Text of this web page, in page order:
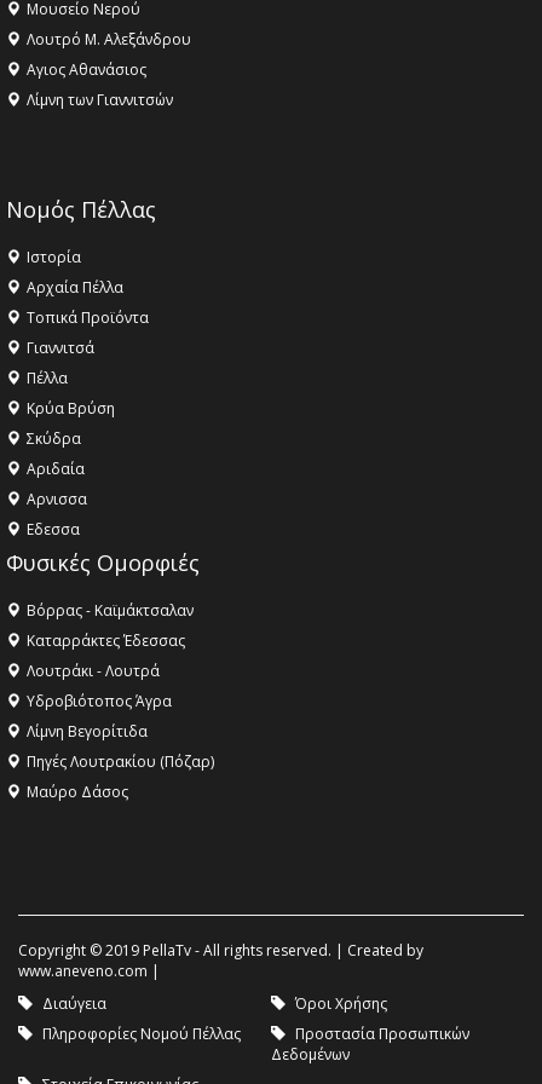
Μουσείο Νερού
Λουτρό Μ. Αλεξάνδρου
Αγιος Αθανάσιος
Λίμνη των Γιαννιτσών
Νομός Πέλλας
Ιστορία
Αρχαία Πέλλα
Τοπικά Προϊόντα
Γιαννιτσά
Πέλλα
Κρύα Βρύση
Σκύδρα
Αριδαία
Aρνισσα
Eδεσσα
Φυσικές Ομορφιές
Βόρρας - Καϊμάκτσαλαν
Καταρράκτες Έδεσσας
Λουτράκι - Λουτρά
Υδροβιότοπος Άγρα
Λίμνη Βεγορίτιδα
Πηγές Λουτρακίου (Πόζαρ)
Μαύρο Δάσος
Copyright © 2019 PellaTv - All rights reserved. | Created by
www.aneveno.com |
Διαύγεια
Όροι Χρήσης
Πληροφορίες Νομού Πέλλας
Προστασία Προσωπικών
Δεδομένων